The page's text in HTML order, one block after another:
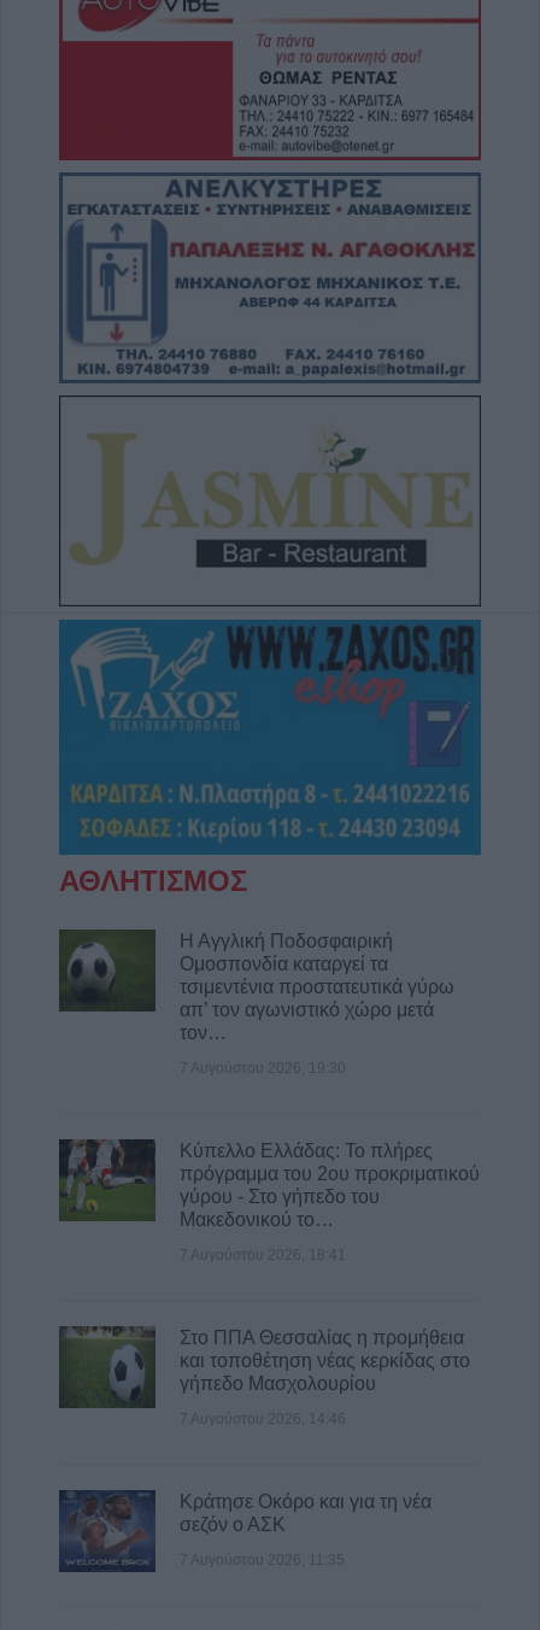
ΑΘΛΗΤΙΣΜΟΣ
Η Αγγλική Ποδοσφαιρική
Ομοσπονδία καταργεί τα
τσιμεντένια προστατευτικά γύρω
απ’ τον αγωνιστικό χώρο μετά
τον…
7 Αυγούστου 2026, 19:30
Κύπελλο Ελλάδας: Το πλήρες
πρόγραμμα του 2ου προκριματικού
γύρου - Στο γήπεδο του
Μακεδονικού το…
7 Αυγούστου 2026, 18:41
Στο ΠΠΑ Θεσσαλίας η προμήθεια
και τοποθέτηση νέας κερκίδας στο
γήπεδο Μασχολουρίου
7 Αυγούστου 2026, 14:46
Κράτησε Οκόρο και για τη νέα
σεζόν ο ΑΣΚ
7 Αυγούστου 2026, 11:35